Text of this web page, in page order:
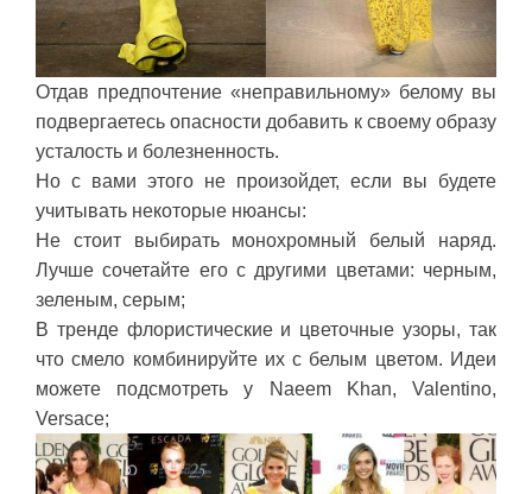
Отдав предпочтение «неправильному» белому вы
подвергаетесь опасности добавить к своему образу
усталость и болезненность.
Но с вами этого не произойдет, если вы будете
учитывать некоторые нюансы:
Не стоит выбирать монохромный белый наряд.
Лучше сочетайте его с другими цветами: черным,
зеленым, серым;
В тренде флористические и цветочные узоры, так
что смело комбинируйте их с белым цветом. Идеи
можете подсмотреть у Naeem Khan, Valentino,
Versace;